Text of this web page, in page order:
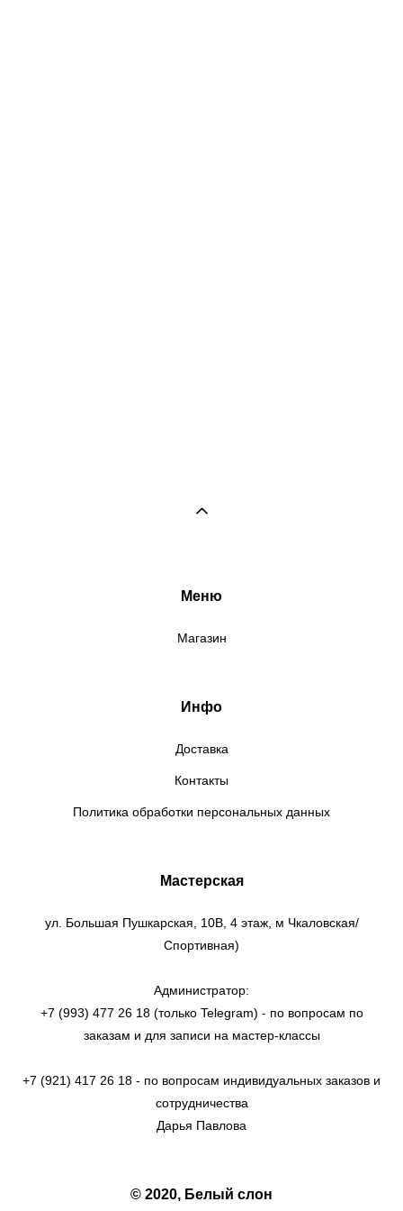
Меню
Магазин
Инфо
Доставка
Контакты
Политика обработки персональных данных
Мастерская
ул. Большая Пушкарская, 10В, 4 этаж, м Чкаловская/
Спортивная)
Администратор:
+7 (993) 477 26 18 (только Telegram) - по вопросам по
заказам и для записи на мастер-классы
+7 (921) 417 26 18 - по вопросам индивидуальных заказов и
сотрудничества
Дарья Павлова
© 2020, Белый слон